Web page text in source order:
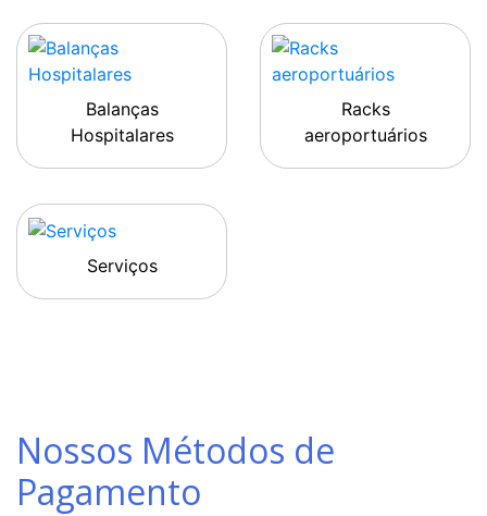
Balanças
Hospitalares
Racks
aeroportuários
Serviços
Nossos Métodos de
Pagamento